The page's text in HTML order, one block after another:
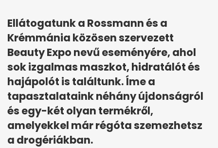
Ellátogatunk a Rossmann és a
Krémmánia közösen szervezett
Beauty Expo nevű eseményére, ahol
sok izgalmas maszkot, hidratálót és
hajápolót is találtunk. Íme a
tapasztalataink néhány újdonságról
és egy-két olyan termékről,
amelyekkel már régóta szemezhetsz
a drogériákban.